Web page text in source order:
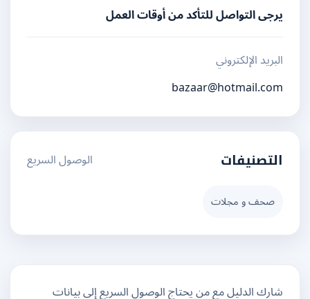
يرجى التواصل للتأكد من أوقات العمل
البريد الإلكتروني
bazaar@hotmail.com
التصنيفات الوصول السريع
صحف و مجلات
شارك الدليل مع من يحتاج الوصول السريع إلى بيانات